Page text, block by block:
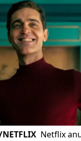
Netflix